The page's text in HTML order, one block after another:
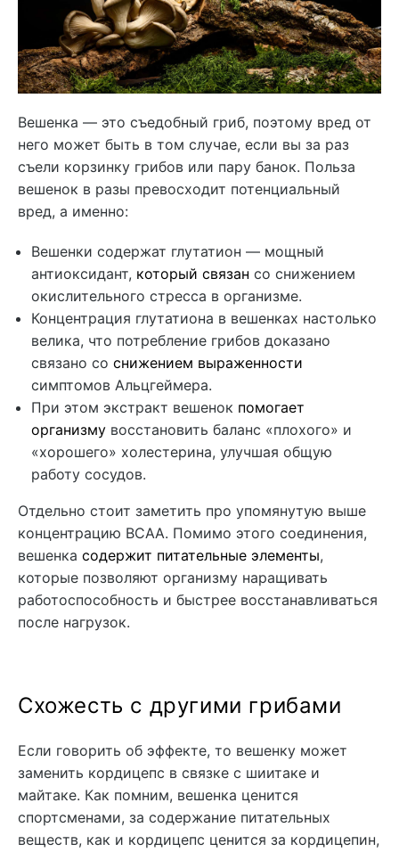
Вешенка — это съедобный гриб, поэтому вред от
него может быть в том случае, если вы за раз
съели корзинку грибов или пару банок. Польза
вешенок в разы превосходит потенциальный
вред, а именно:
Вешенки содержат глутатион — мощный
антиоксидант, который связан со снижением
окислительного стресса в организме.
Концентрация глутатиона в вешенках настолько
велика, что потребление грибов доказано
связано со снижением выраженности
симптомов Альцгеймера.
При этом экстракт вешенок помогает
организму восстановить баланс «плохого» и
«хорошего» холестерина, улучшая общую
работу сосудов.
Отдельно стоит заметить про упомянутую выше
концентрацию ВСАА. Помимо этого соединения,
вешенка содержит питательные элементы,
которые позволяют организму наращивать
работоспособность и быстрее восстанавливаться
после нагрузок.
Схожесть с другими грибами
Если говорить об эффекте, то вешенку может
заменить кордицепс в связке с шиитаке и
майтаке. Как помним, вешенка ценится
спортсменами, за содержание питательных
веществ, как и кордицепс ценится за кордицепин,